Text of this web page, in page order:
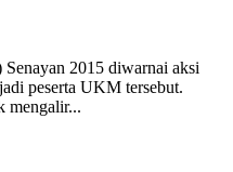
Senayan 2015 diwarnai aksi
peserta UKM tersebut.
mengalir...